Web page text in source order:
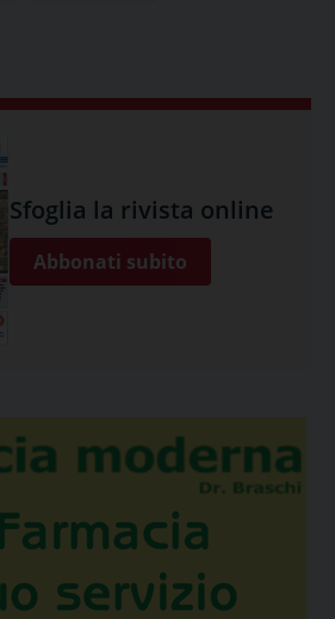
Sfoglia la rivista online
Abbonati subito